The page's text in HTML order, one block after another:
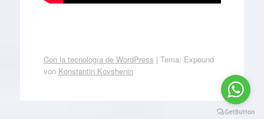
Con la tecnología de WordPress | Tema: Expound
von Konstantin Kovshenin